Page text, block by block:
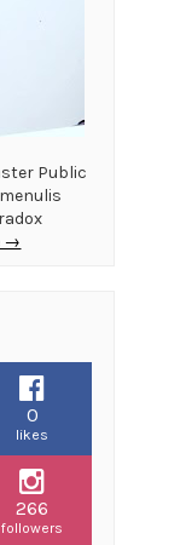
Public
→
0
likes
266
followers